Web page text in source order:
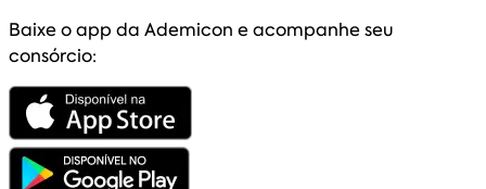
Baixe o app da Ademicon e acompanhe seu
consórcio: